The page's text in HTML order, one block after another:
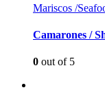
Mariscos /
Camarones /
0 out of 5